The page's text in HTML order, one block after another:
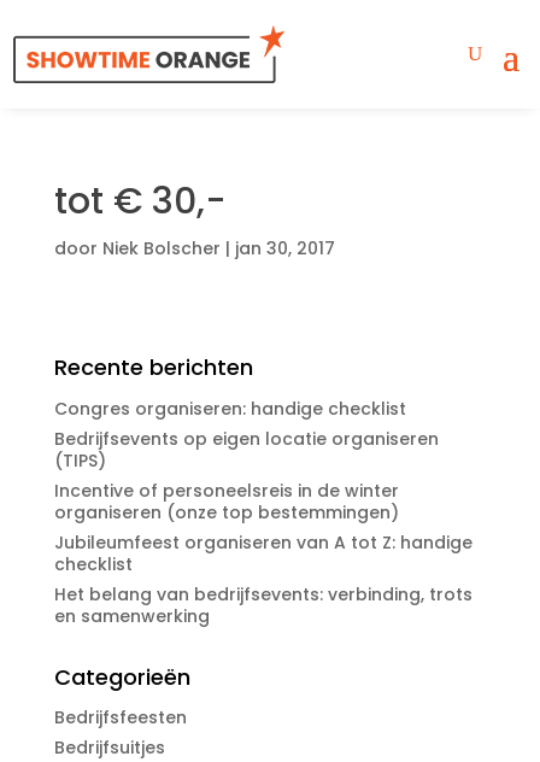
tot € 30,-
door Niek Bolscher | jan 30, 2017
Recente berichten
Congres organiseren: handige checklist
Bedrijfsevents op eigen locatie organiseren
(TIPS)
Incentive of personeelsreis in de winter
organiseren (onze top bestemmingen)
Jubileumfeest organiseren van A tot Z: handige
checklist
Het belang van bedrijfsevents: verbinding, trots
en samenwerking
Categorieën
Bedrijfsfeesten
Bedrijfsuitjes